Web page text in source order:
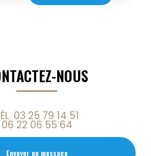
NOUS
03 25 79 14 51
06 22 06 55 64
Envoyer un message